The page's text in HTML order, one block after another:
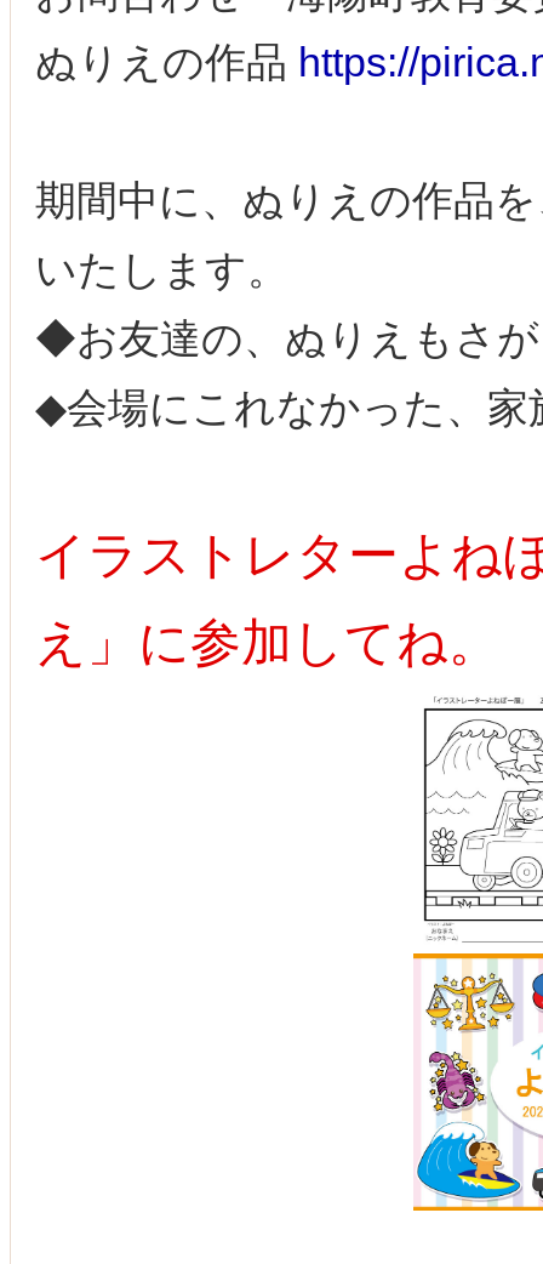
ぬりえの作品 https://
期間中に、ぬりえの作品
いたします。
◆お友達の、ぬりえもさ
◆会場にこれなかった、
イラストレターよね
え」に参加してね。